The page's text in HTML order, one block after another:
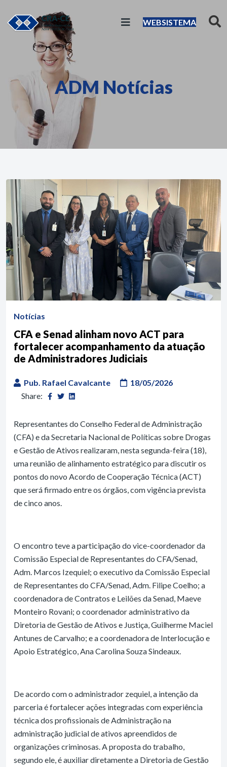
WEBSISTEMA
ADM Notícias
Notícias
CFA e Senad alinham novo ACT para
fortalecer acompanhamento da atuação
de Administradores Judiciais
Pub. Rafael Cavalcante
18/05/2026
Share:
Representantes do Conselho Federal de Administração
(CFA) e da Secretaria Nacional de Políticas sobre Drogas
e Gestão de Ativos realizaram, nesta segunda-feira (18),
uma reunião de alinhamento estratégico para discutir os
pontos do novo Acordo de Cooperação Técnica (ACT)
que será firmado entre os órgãos, com vigência prevista
de cinco anos.
O encontro teve a participação do vice-coordenador da
Comissão Especial de Representantes do CFA/Senad,
Adm. Marcos Izequiel; o executivo da Comissão Especial
de Representantes do CFA/Senad, Adm. Filipe Coelho; a
coordenadora de Contratos e Leilões da Senad, Maeve
Monteiro Rovani; o coordenador administrativo da
Diretoria de Gestão de Ativos e Justiça, Guilherme Maciel
Antunes de Carvalho; e a coordenadora de Interlocução e
Apoio Estratégico, Ana Carolina Souza Sindeaux.
De acordo com o administrador zequiel, a intenção da
parceria é fortalecer ações integradas com experiência
técnica dos profissionais de Administração na
administração judicial de ativos apreendidos de
organizações criminosas. A proposta do trabalho,
segundo ele, é auxiliar diretamente a Diretoria de Gestão